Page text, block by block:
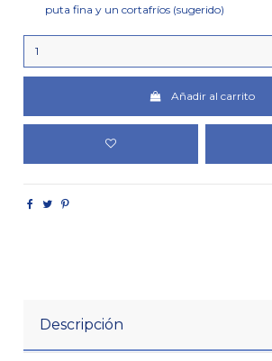
puta fina y un cortafríos (sugerido)
Añadir al carrito
Descripción